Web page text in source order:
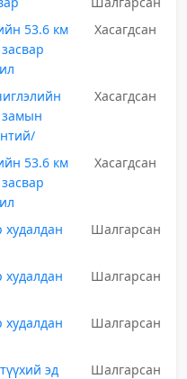
53.6 км
Хасагдсан
замын
Хасагдсан
53.6 км
Хасагдсан
Шалгарсан
Шалгарсан
Шалгарсан
эд
Шалгарсан